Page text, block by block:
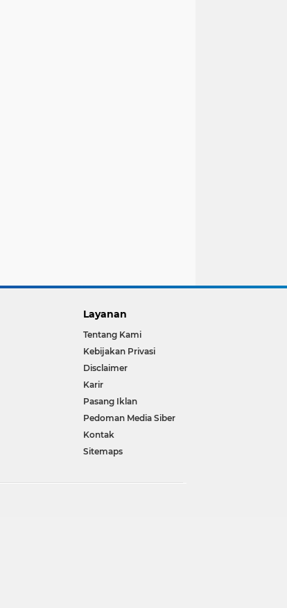
Layanan
Tentang Kami
Kebijakan Privasi
Disclaimer
Karir
Pasang Iklan
Pedoman Media Siber
Kontak
Sitemaps